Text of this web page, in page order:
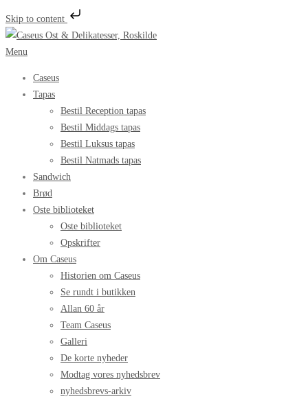
Skip to content
Spring
til
Menu
Caseus
Tapas
Bestil Reception tapas
Bestil Middags tapas
Bestil Luksus tapas
Bestil Natmads tapas
Sandwich
Brød
Oste biblioteket
Oste biblioteket
Opskrifter
Om Caseus
Historien om Caseus
Se rundt i butikken
Allan 60 år
Team Caseus
Galleri
De korte nyheder
Modtag vores nyhedsbrev
nyhedsbrevs-arkiv